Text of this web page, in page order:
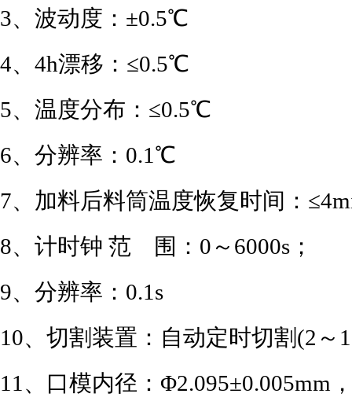
3、波动度：±0.5℃
4、4h漂移：≤0.5℃
5、温度分布：≤0.5℃
6、分辨率：0.1℃
7、加料后料筒温度恢复时间：
8、计时钟 范 围：0～6000s；
9、分辨率：0.1s
10、切割装置：自动定时切割(2
11、口模内径：Φ2.095±0.005mm